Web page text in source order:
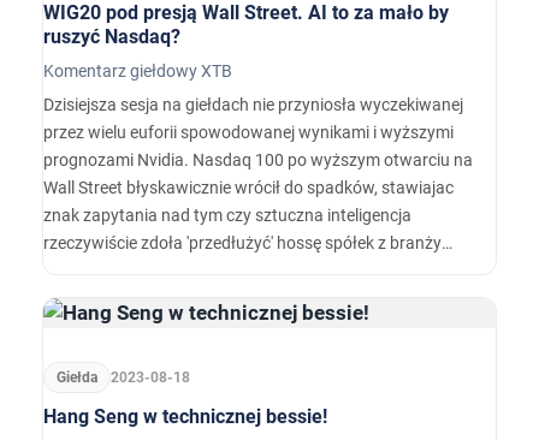
WIG20 pod presją Wall Street. AI to za mało by
ruszyć Nasdaq?
Komentarz giełdowy XTB
Dzisiejsza sesja na giełdach nie przyniosła wyczekiwanej
przez wielu euforii spowodowanej wynikami i wyższymi
prognozami Nvidia. Nasdaq 100 po wyższym otwarciu na
Wall Street błyskawicznie wrócił do spadków, stawiajac
znak zapytania nad tym czy sztuczna inteligencja
rzeczywiście zdoła 'przedłużyć' hossę spółek z branży
notowany jest już 1,15% niżej, przy słabości pozostałych
głównych indeksów.
Giełda 2023-08-18
Hang Seng w technicznej bessie!